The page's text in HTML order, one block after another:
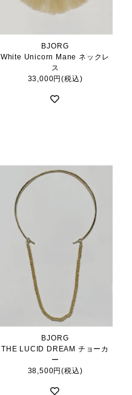
BJORG
White Unicorn Mane ネックレ
ス
33,000円(税込)
BJORG
THE LUCID DREAM チョーカ
ー
38,500円(税込)